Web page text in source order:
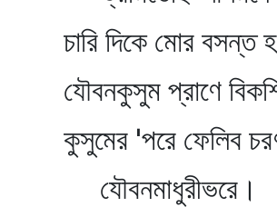
চারি দিকে মোর বসন্ত
যৌবনকুসুম প্রাণে
কুসুমের 'পরে ফেলিব
যৌবনমাধুরীভরে।